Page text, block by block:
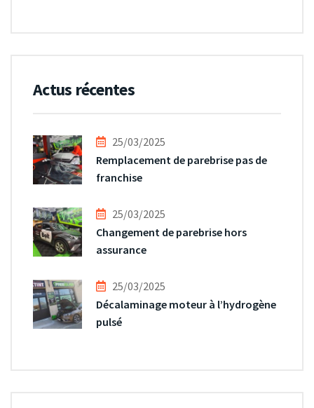
Actus récentes
25/03/2025
Remplacement de parebrise pas de
franchise
25/03/2025
Changement de parebrise hors
assurance
25/03/2025
Décalaminage moteur à l’hydrogène
pulsé